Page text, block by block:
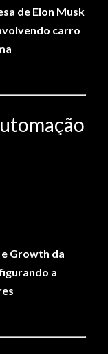
de Elon Musk
carro
Growth da
a